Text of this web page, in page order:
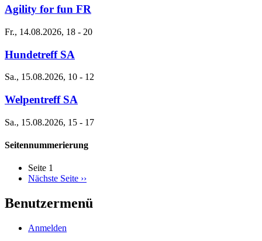
Agility for fun FR
Fr., 14.08.2026, 18 - 20
Hundetreff SA
Sa., 15.08.2026, 10 - 12
Welpentreff SA
Sa., 15.08.2026, 15 - 17
Seitennummerierung
Seite 1
Nächste Seite ››
Benutzermenü
Anmelden